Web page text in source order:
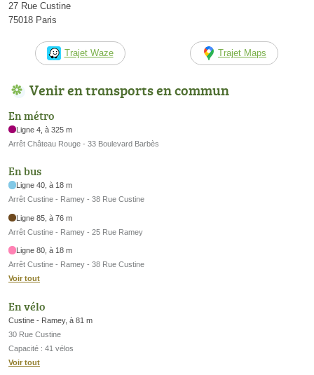
27 Rue Custine
75018 Paris
Trajet Waze Trajet Maps
Venir en transports en commun
En métro
Ligne 4, à 325 m
Arrêt Château Rouge - 33 Boulevard Barbès
En bus
Ligne 40, à 18 m
Arrêt Custine - Ramey - 38 Rue Custine
Ligne 85, à 76 m
Arrêt Custine - Ramey - 25 Rue Ramey
Ligne 80, à 18 m
Arrêt Custine - Ramey - 38 Rue Custine
Voir tout
En vélo
Custine - Ramey, à 81 m
30 Rue Custine
Capacité : 41 vélos
Voir tout